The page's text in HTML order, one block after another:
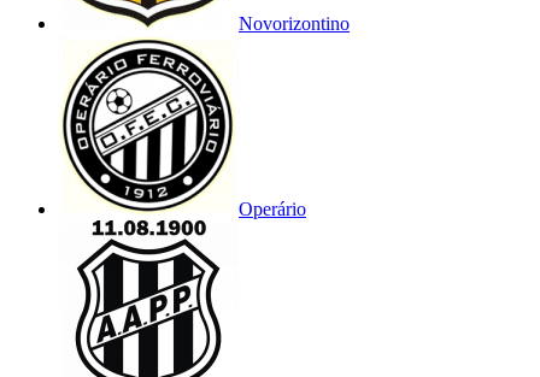
Novorizontino
Operário